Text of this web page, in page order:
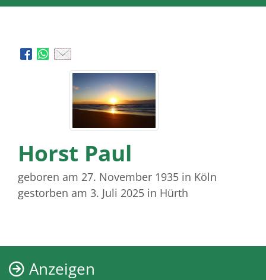
Horst Paul
geboren am 27. November 1935 in Köln
gestorben am 3. Juli 2025 in Hürth
Anzeigen